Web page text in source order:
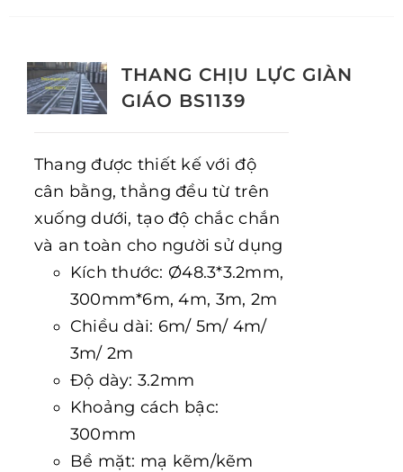
THANG CHỊU LỰC GIÀN
GIÁO BS1139
Thang được thiết kế với độ
cân bằng, thẳng đều từ trên
xuống dưới, tạo độ chắc chắn
và an toàn cho người sử dụng
Kích thước: Ø48.3*3.2mm,
300mm*6m, 4m, 3m, 2m
Chiều dài: 6m/ 5m/ 4m/
3m/ 2m
Độ dày: 3.2mm
Khoảng cách bậc:
300mm
Bề mặt: mạ kẽm/kẽm